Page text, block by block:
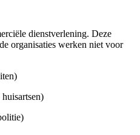
dienstverlening. Deze
organisaties werken niet voor